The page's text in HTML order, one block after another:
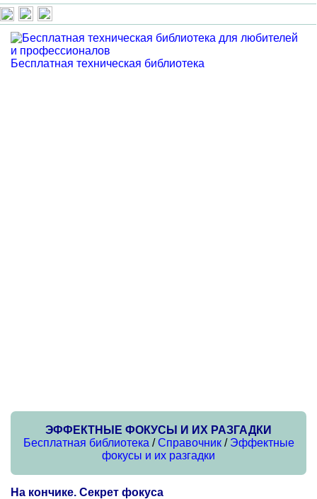
Бесплатная техническая библиотека
ЭФФЕКТНЫЕ ФОКУСЫ И ИХ РАЗГАДКИ
Бесплатная библиотека /Справочник/ Эффектные
фокусы и их разгадки
На кончике. Секрет фокуса